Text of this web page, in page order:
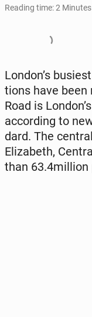
Reading time: 2 Minutes
London’s
tions have been
Road is
ac­cord­ing to
dard. The
Eliz­a­beth,
than 63.4million